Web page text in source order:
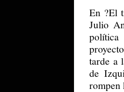
En ?El
Julio
política
tarde a
de
rompen